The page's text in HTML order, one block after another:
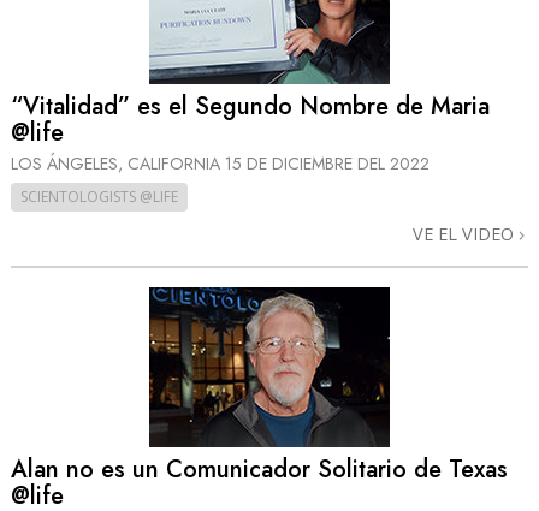
“Vitalidad” es el Segundo Nombre de Maria
@life
LOS ÁNGELES, CALIFORNIA 15 DE DICIEMBRE DEL 2022
SCIENTOLOGISTS @LIFE
VE EL VIDEO
Alan no es un Comunicador Solitario de Texas
@life